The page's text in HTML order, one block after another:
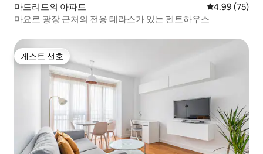
마드리드의 아파트 평점 4.99점(5
4.99 (75)
마요르 광장 근처의 전용 테라스가 있는 펜트하우스
게스트 선호
게스트 선호